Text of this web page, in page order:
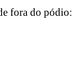
fora do pódio: